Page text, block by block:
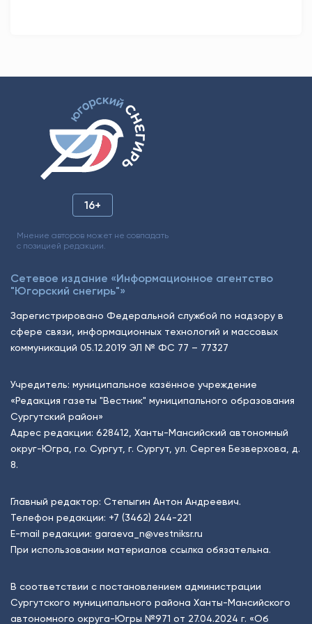
16+
Мнение авторов может не совпадать
с позицией редакции.
Сетевое издание «Информационное агентство
"Югорский снегирь"»
Зарегистрировано Федеральной службой по надзору в
сфере связи, информационных технологий и массовых
коммуникаций 05.12.2019 ЭЛ № ФС 77 – 77327
Учредитель: муниципальное казённое учреждение
«Редакция газеты "Вестник" муниципального образования
Сургутский район»
Адрес редакции: 628412, Ханты-Мансийский автономный
округ-Югра, г.о. Сургут, г. Сургут, ул. Сергея Безверхова, д.
8.
Главный редактор: Степыгин Антон Андреевич.
Телефон редакции: +7 (3462) 244-221
E-mail редакции: garaeva_n@vestniksr.ru
При использовании материалов ссылка обязательна.
В соответствии с постановлением администрации
Сургутского муниципального района Ханты-Мансийского
автономного округа-Югры №971 от 27.04.2024 г. «Об